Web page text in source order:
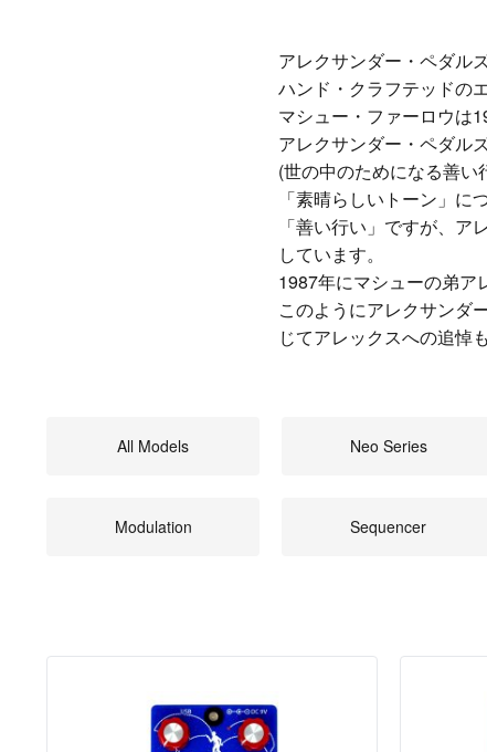
アレクサンダー・ペダル
ハンド・クラフテッドの
マシュー・ファーロウは
アレクサンダー・ペダル
(世の中のためになる善い
「素晴らしいトーン」に
「善い行い」ですが、
しています。
1987年にマシューの弟ア
このようにアレクサンダ
じてアレックスへの追悼
All Models Neo Series
Modulation Sequencer